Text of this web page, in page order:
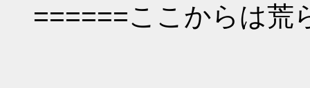
======ここからは荒